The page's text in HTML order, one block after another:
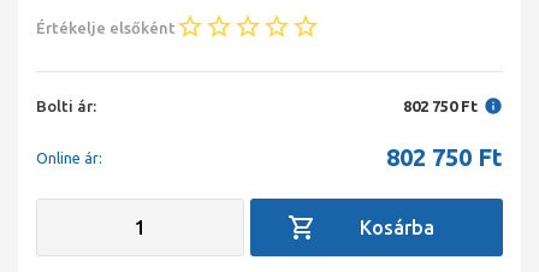
Értékelje elsőként
Bolti ár: 802 750 Ft
Online ár: 802 750 Ft